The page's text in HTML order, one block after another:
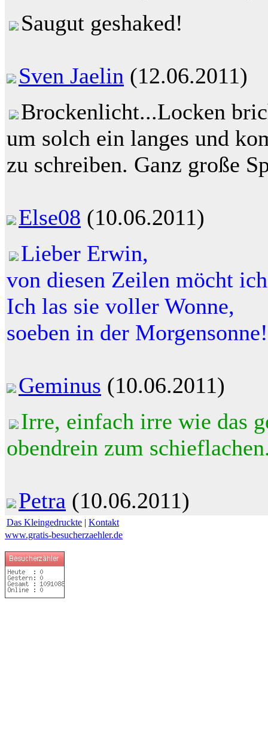
Saugut geshaked!
Sven Jaelin (12.06.2011)
Brockenlicht...Locken
um solch ein langes und
zu schreiben. Ganz große
Else08 (10.06.2011)
Lieber Erwin,
von diesen Zeilen möcht
Ich las sie voller Wonne,
soeben in der Morgensonne!
Geminus (10.06.2011)
Irre, einfach irre wie das
obendrein zum
Petra (10.06.2011)
Das Kleingedruckte | Kontakt
www.gratis-besucherzaehler.de